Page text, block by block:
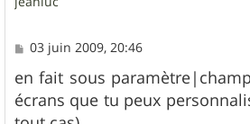
M
s
s
a
g
03 juin 2009, 20:46
en fait sous
écrans que tu peux